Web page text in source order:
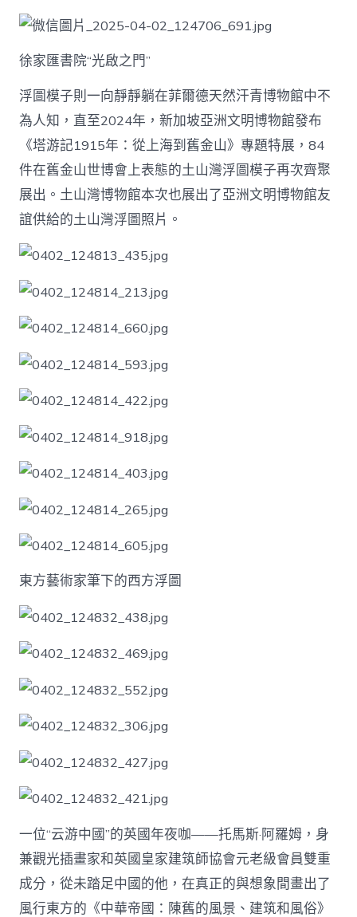
徐家匯書院“光啟之門”
浮圖模子則一向靜靜躺在菲爾德天然汗青博物館中不
為人知，直至2024年，新加坡亞洲文明博物館發布
《塔游記1915年：從上海到舊金山》專題特展，84
件在舊金山世博會上表態的土山灣浮圖模子再次齊聚
展出。土山灣博物館本次也展出了亞洲文明博物館友
誼供給的土山灣浮圖照片。
東方藝術家筆下的西方浮圖
一位“云游中國”的英國年夜咖——托馬斯·阿羅姆，身
兼觀光插畫家和英國皇家建筑師協會元老級會員雙重
成分，從未踏足中國的他，在真正的與想象間畫出了
風行東方的《中華帝國：陳舊的風景、建筑和風俗》